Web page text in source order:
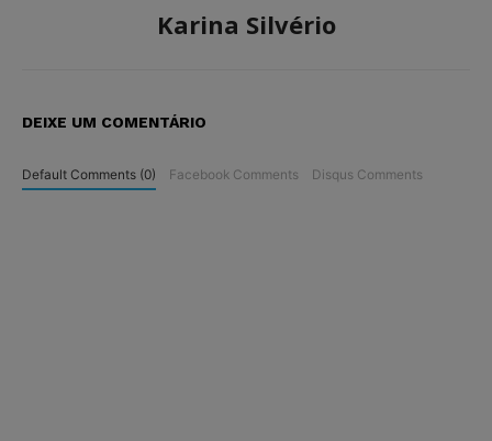
Karina Silvério
DEIXE UM COMENTÁRIO
Default Comments (0) Facebook Comments Disqus Comments